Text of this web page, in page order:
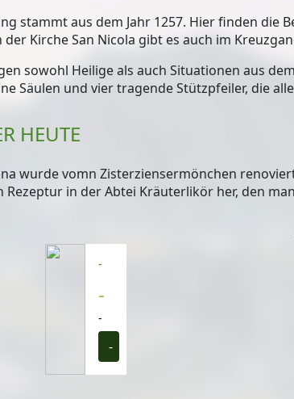
stammt aus dem Jahr 1257. Hier finden die
der Kirche San Nicola gibt es auch im
sowohl Heilige als auch Situationen aus
Säulen und vier tragende Stützpfeiler, die
HEUTE
wurde vomn Zisterziensermönchen
in der Abtei Kräuterlikör her, den
-
-
-
-